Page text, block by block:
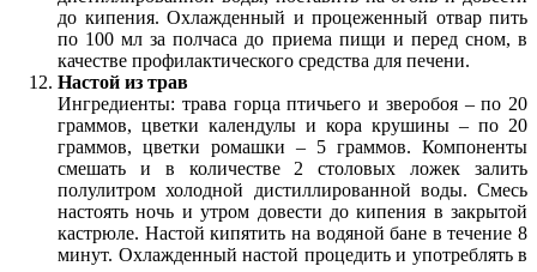
до кипения. Охлажденный и процеженный отвар пить
по 100 мл за полчаса до приема пищи и перед сном, в
качестве профилактического средства для печени.
Настой из трав
Ингредиенты: трава горца птичьего и зверобоя – по 20
граммов, цветки календулы и кора крушины – по 20
граммов, цветки ромашки – 5 граммов. Компоненты
смешать и в количестве 2 столовых ложек залить
полулитром холодной дистиллированной воды. Смесь
настоять ночь и утром довести до кипения в закрытой
кастрюле. Настой кипятить на водяной бане в течение 8
минут. Охлажденный настой процедить и употреблять в